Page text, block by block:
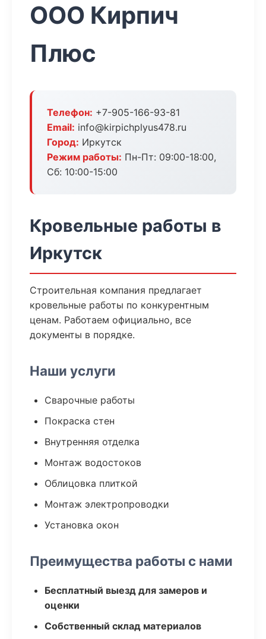
ООО Кирпич
Плюс
Телефон: +7-905-166-93-81
Email: info@kirpichplyus478.ru
Город: Иркутск
Режим работы: Пн-Пт: 09:00-18:00,
Сб: 10:00-15:00
Кровельные работы в
Иркутск
Строительная компания предлагает
кровельные работы по конкурентным
ценам. Работаем официально, все
документы в порядке.
Наши услуги
Сварочные работы
Покраска стен
Внутренняя отделка
Монтаж водостоков
Облицовка плиткой
Монтаж электропроводки
Установка окон
Преимущества работы с нами
Бесплатный выезд для замеров и
оценки
Собственный склад материалов